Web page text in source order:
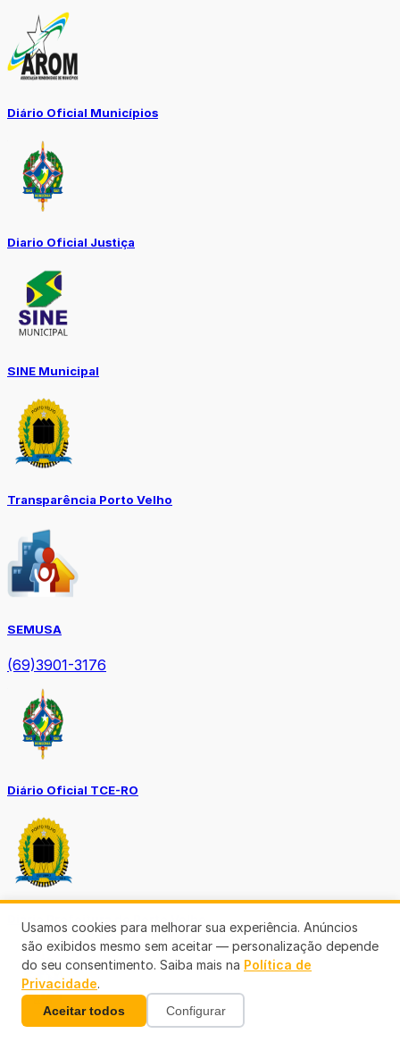
Diário Oficial Municípios
Diario Oficial Justiça
SINE Municipal
Transparência Porto Velho
SEMUSA
(69)3901-3176
Diário Oficial TCE-RO
Diário Prefeitura de Porto Velho
Usamos cookies para melhorar sua experiência. Anúncios
são exibidos mesmo sem aceitar — personalização depende
do seu consentimento. Saiba mais na Política de
Privacidade.
Aceitar todos Configurar